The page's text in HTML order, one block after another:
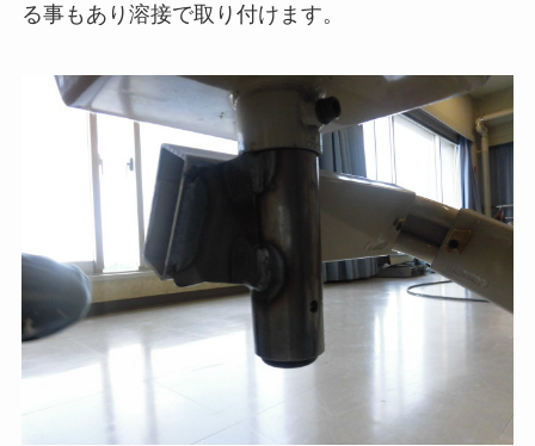
る事もあり溶接で取り付けます。